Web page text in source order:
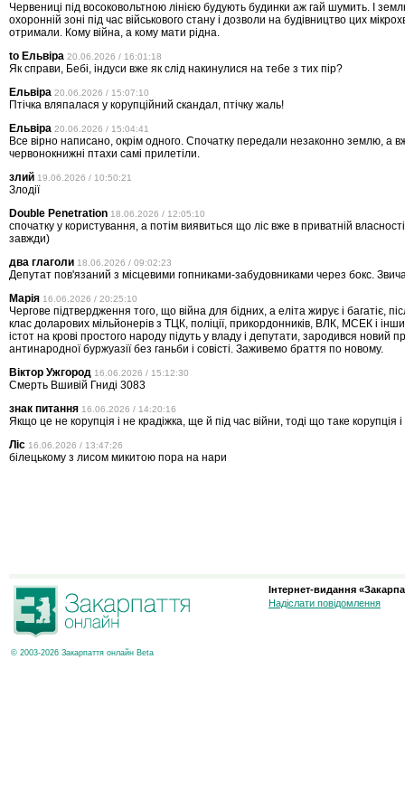
Червениці під восоковольтною лінією будують будинки аж гай шумить. І
охоронній зоні під час військового стану і дозволи на будівництво цих
отримали. Кому війна, а кому мати рідна.
to Ельвіра 20.06.2026 / 16:01:18
Як справи, Бебі, індуси вже як слід накинулися на тебе з тих пір?
Ельвіра 20.06.2026 / 15:07:10
Птічка вляпалася у корупційний скандал, птічку жаль!
Ельвіра 20.06.2026 / 15:04:41
Все вірно написано, окрім одного. Спочатку передали незаконно землю, а
червонокнижні птахи самі прилетіли.
злий 19.06.2026 / 10:50:21
Злодії
Double Penetration 18.06.2026 / 12:05:10
спочатку у користування, а потім виявиться що ліс вже в приватній
завжди)
два глаголи 18.06.2026 / 09:02:23
Депутат пов'язаний з місцевими гопниками-забудовниками через бокс.
Марія 16.06.2026 / 20:25:10
Чергове підтвердження того, що війна для бідних, а еліта жирує і багатіє,
клас доларових мільйонерів з ТЦК, поліції, прикордонників, ВЛК, МСЕК і
істот на крові простого народу підуть у владу і депутати, зародився новий
антинародної буржуазії без ганьби і совісті. Заживемо браття по новому.
Віктор Ужгород 16.06.2026 / 15:12:30
Смерть Вшивій Гниді 3083
знак питання 16.06.2026 / 14:20:16
Якщо це не корупція і не крадіжка, ще й під час війни, тоді що таке корупція і
Ліс 16.06.2026 / 13:47:26
білецькому з лисом микитою пора на нари
© 2003-2026 Закарпаття онлайн Beta
Інтернет-видання
Надіслати повідомлення